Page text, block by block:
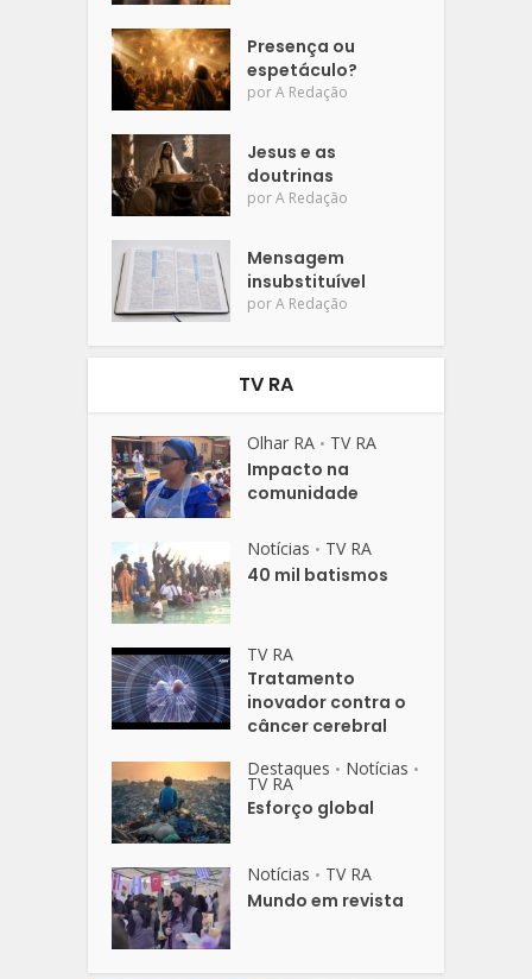
Presença ou
espetáculo?
porA Redação
Jesus e as
doutrinas
porA Redação
Mensagem
insubstituível
porA Redação
TV RA
Olhar RA • TV RA
Impacto na
comunidade
Notícias • TV RA
40 mil batismos
TV RA
Tratamento
inovador contra o
câncer cerebral
Destaques • Notícias •
TV RA
Esforço global
Notícias • TV RA
Mundo em revista